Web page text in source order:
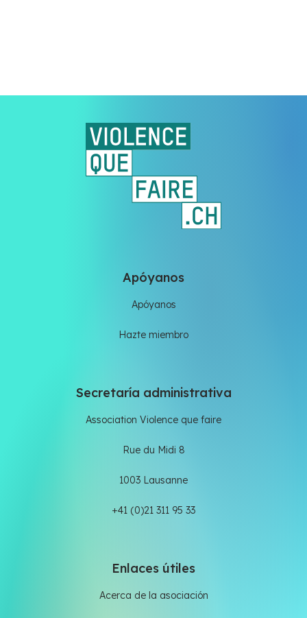
Apóyanos
Apóyanos
Hazte miembro
Secretaría administrativa
Association Violence que faire
Rue du Midi 8
1003 Lausanne
+41 (0)21 311 95 33
Enlaces útiles
Acerca de la asociación